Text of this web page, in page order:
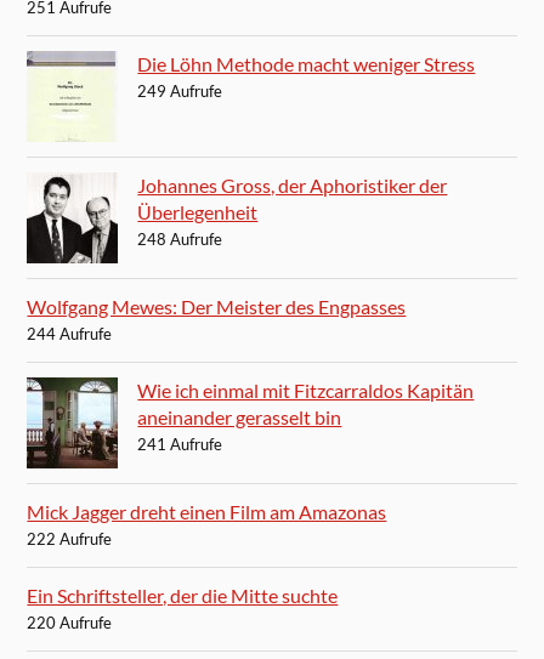
251 Aufrufe
Die Löhn Methode macht weniger Stress
249 Aufrufe
Johannes Gross, der Aphoristiker der
Überlegenheit
248 Aufrufe
Wolfgang Mewes: Der Meister des Engpasses
244 Aufrufe
Wie ich einmal mit Fitzcarraldos Kapitän
aneinander gerasselt bin
241 Aufrufe
Mick Jagger dreht einen Film am Amazonas
222 Aufrufe
Ein Schriftsteller, der die Mitte suchte
220 Aufrufe